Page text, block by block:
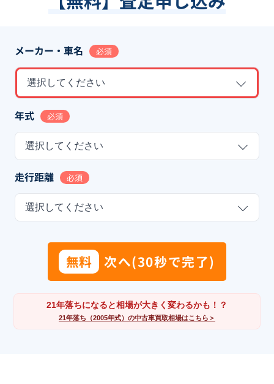
メーカー・車名 必須
選択してください
年式 必須
選択してください
走行距離 必須
選択してください
無料 次へ(30秒で完了)
21年落ちになると相場が大きく変わるかも！？
21年落ち（2005年式）の中古車買取相場はこちら＞